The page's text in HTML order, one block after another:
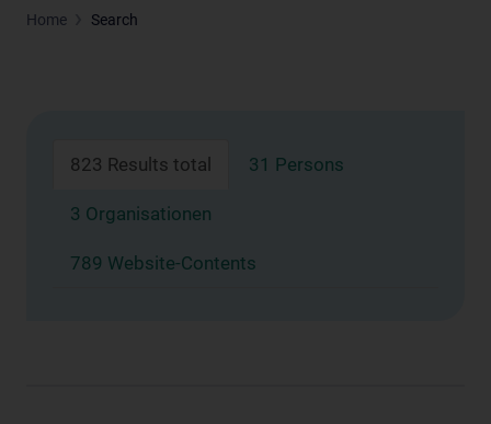
Home Search
823 Results total 31 Persons
3 Organisationen
789 Website-Contents